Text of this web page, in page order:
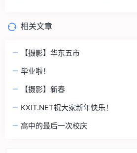
相关文章
【摄影】华东五市
毕业啦！
【摄影】新春
KXIT.NET祝大家新年快乐！
高中的最后一次校庆